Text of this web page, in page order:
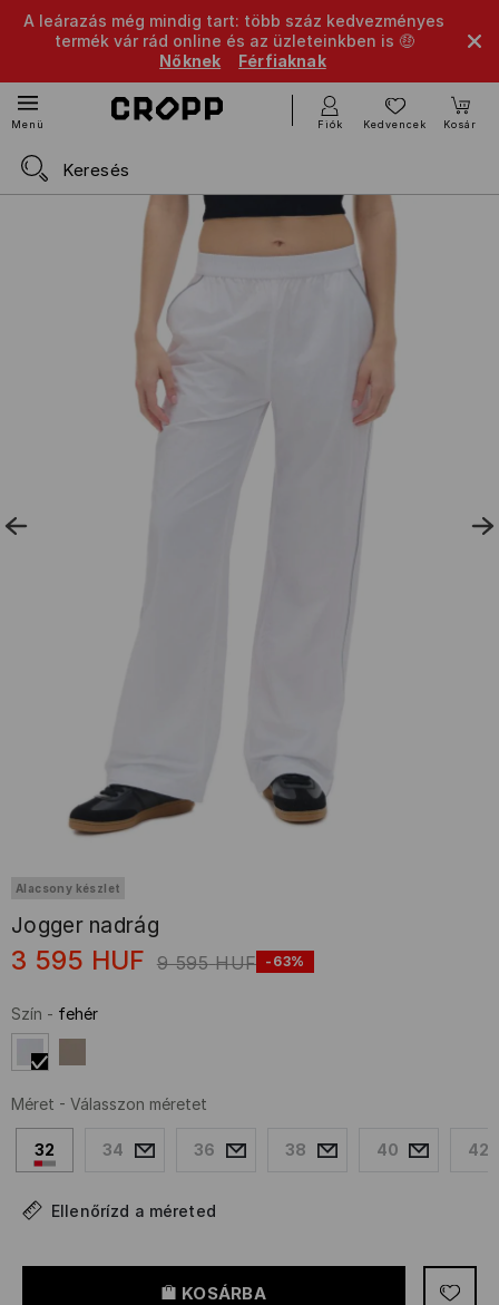
A leárazás még mindig tart: több száz kedvezményes
termék vár rád online és az üzleteinkben is 🤑
Nőknek
Férfiaknak
Menü Fiók Kedvencek Kosár
Alacsony készlet
Jogger nadrág
3 595 HUF 9 595 HUF -63%
Szín - fehér
Méret - Válasszon méretet
32 34 36 38 40 42
Ellenőrízd a méreted
KOSÁRBA